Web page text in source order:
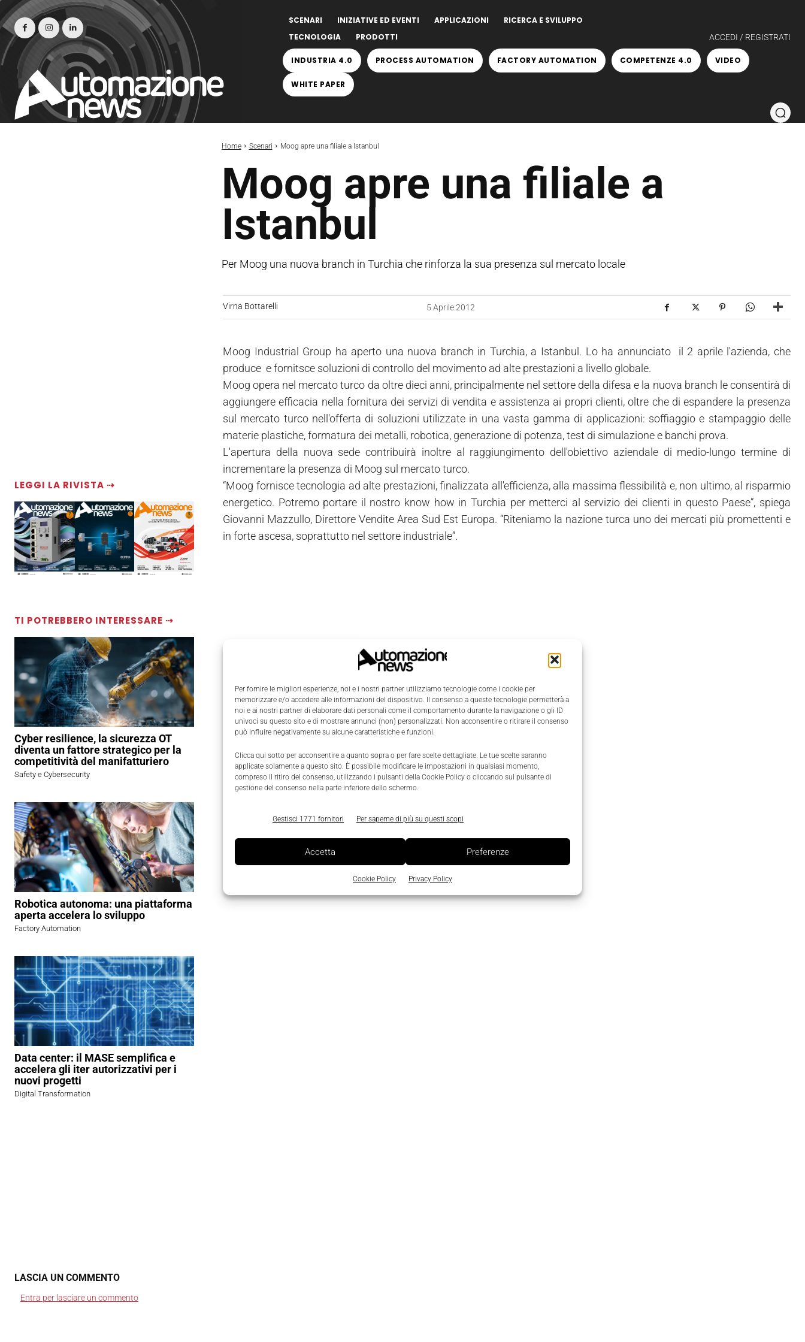
Per fornire le migliori esperienze, noi e i nostri partner utilizziamo tecnologie come i cookie per
memorizzare e/o accedere alle informazioni del dispositivo. Il consenso a queste tecnologie permetterà a
noi e ai nostri partner di elaborare dati personali come il comportamento durante la navigazione o gli ID
univoci su questo sito e di mostrare annunci (non) personalizzati. Non acconsentire o ritirare il consenso
può influire negativamente su alcune caratteristiche e funzioni.
Clicca qui sotto per acconsentire a quanto sopra o per fare scelte dettagliate. Le tue scelte saranno
applicate solamente a questo sito. È possibile modificare le impostazioni in qualsiasi momento,
compreso il ritiro del consenso, utilizzando i pulsanti della Cookie Policy o cliccando sul pulsante di
gestione del consenso nella parte inferiore dello schermo.
Gestisci 1771 fornitori Per saperne di più su questi scopi
Accetta Preferenze
Cookie Policy Privacy Policy
SCENARI INIZIATIVE ED EVENTI APPLICAZIONI
RICERCA E SVILUPPO
TECNOLOGIA
PRODOTTI ACCEDI / REGISTRATI
INDUSTRIA 4.0 PROCESS AUTOMATION FACTORY AUTOMATION COMPETENZE 4.0 VIDEO
WHITE PAPER
Home Scenari Moog apre una filiale a Istanbul
Moog apre una filiale a
Istanbul
Per Moog una nuova branch in Turchia che rinforza la sua presenza sul mercato locale
LEGGI LA RIVISTA ⇢
TI POTREBBERO INTERESSARE ⇢
Cyber resilience, la sicurezza OT
diventa un fattore strategico per la
competitività del manifatturiero
Safety e Cybersecurity
Robotica autonoma: una piattaforma
aperta accelera lo sviluppo
Factory Automation
Data center: il MASE semplifica e
accelera gli iter autorizzativi per i
nuovi progetti
Digital Transformation
Virna Bottarelli 5 Aprile 2012
Moog Industrial Group ha aperto una nuova branch in Turchia, a Istanbul. Lo ha annunciato il 2 aprile l'azienda, che
produce e fornitsce soluzioni di controllo del movimento ad alte prestazioni a livello globale.
Moog opera nel mercato turco da oltre dieci anni, principalmente nel settore della difesa e la nuova branch le consentirà di
aggiungere efficacia nella fornitura dei servizi di vendita e assistenza ai propri clienti, oltre che di espandere la presenza
sul mercato turco nell'offerta di soluzioni utilizzate in una vasta gamma di applicazioni: soffiaggio e stampaggio delle
materie plastiche, formatura dei metalli, robotica, generazione di potenza, test di simulazione e banchi prova.
L'apertura della nuova sede contribuirà inoltre al raggiungimento dell'obiettivo aziendale di medio-lungo termine di
incrementare la presenza di Moog sul mercato turco.
“Moog fornisce tecnologia ad alte prestazioni, finalizzata all'efficienza, alla massima flessibilità e, non ultimo, al risparmio
energetico. Potremo portare il nostro know how in Turchia per metterci al servizio dei clienti in questo Paese”, spiega
Giovanni Mazzullo, Direttore Vendite Area Sud Est Europa. “Riteniamo la nazione turca uno dei mercati più promettenti e
in forte ascesa, soprattutto nel settore industriale”.
LASCIA UN COMMENTO
Entra per lasciare un commento